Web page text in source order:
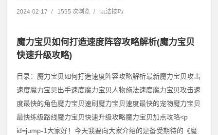
2024-02-17 / 1595 次浏览 / 玩法技巧
魔力宝贝如何打造速度阵容攻略解析(魔力宝贝
快速升级攻略)
目录：魔力宝贝如何打造速度阵容攻略解析最新魔力宝贝攻击
速度魔力宝贝出手速度魔力宝贝人物施法速度魔力宝贝攻击速
度最快的角色魔力宝贝速刷魔力宝贝速度最快的宠物魔力宝贝
最快练级路线魔力宝贝快速升级攻略魔力宝贝加点攻略˂p
id=jump-1大家好！今天我要向大家介绍的是备受期待的《魔